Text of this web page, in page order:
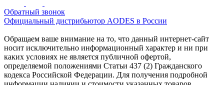
Обратный звонок
Официальный дистрибьютор AODES в России
Обращаем ваше внимание на то, что данный интернет-сайт
носит исключительно информационный характер и ни при
каких условиях не является публичной офертой,
определяемой положениями Статьи 437 (2) Гражданского
кодекса Российской Федерации. Для получения подробной